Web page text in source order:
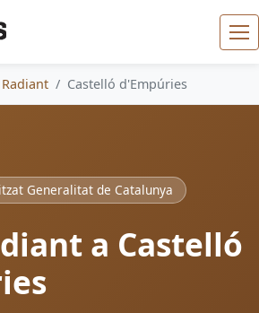
Castelló d'Empúries
Generalitat de Catalunya
a Castelló